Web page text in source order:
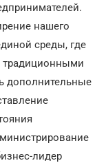
нашего
среды, где
традиционными
дополнительные
лидер